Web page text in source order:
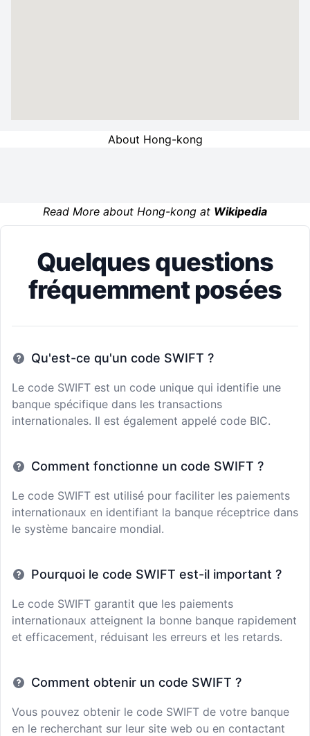
About Hong-kong
Read More about Hong-kong at Wikipedia
Quelques questions
fréquemment posées
Qu'est-ce qu'un code SWIFT ?
Le code SWIFT est un code unique qui identifie une
banque spécifique dans les transactions
internationales. Il est également appelé code BIC.
Comment fonctionne un code SWIFT ?
Le code SWIFT est utilisé pour faciliter les paiements
internationaux en identifiant la banque réceptrice dans
le système bancaire mondial.
Pourquoi le code SWIFT est-il important ?
Le code SWIFT garantit que les paiements
internationaux atteignent la bonne banque rapidement
et efficacement, réduisant les erreurs et les retards.
Comment obtenir un code SWIFT ?
Vous pouvez obtenir le code SWIFT de votre banque
en le recherchant sur leur site web ou en contactant